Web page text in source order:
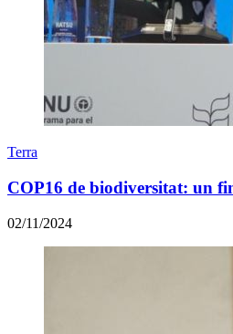
Terra
COP16 de biodiversitat: un
02/11/2024